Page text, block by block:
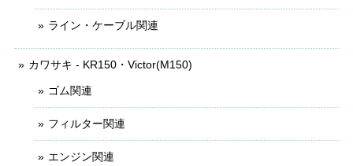
ライン・ケーブル関連
カワサキ - KR150・Victor(M150)
ゴム関連
フィルター関連
エンジン関連